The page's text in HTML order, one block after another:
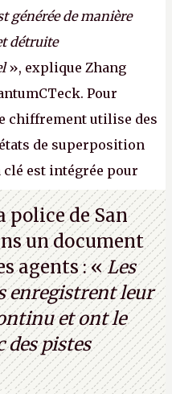
générée de manière
détruite
», explique Zhang
Pour
chiffrement utilise des
de superposition
clé est intégrée pour
entre des
rien ? C’est
le quantique.
police de San
un document
agents : «Les
enregistrent leur
et ont le
des pistes